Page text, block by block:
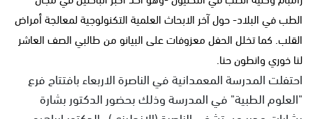
الطب في البلاد- حول آخر الابحاث العلمية التكنولوجية لمعالجة أمراض
القلب. كما تخلل الحفل معزوفات على البيانو من طالبي الصف العاشر
لنا خوري وانطون حنا.
احتفلت المدرسة المعمدانية في الناصرة الاربعاء بافتتاح فرع
"العلوم الطبية" في المدرسة وذلك بحضور الدكتور بشارة